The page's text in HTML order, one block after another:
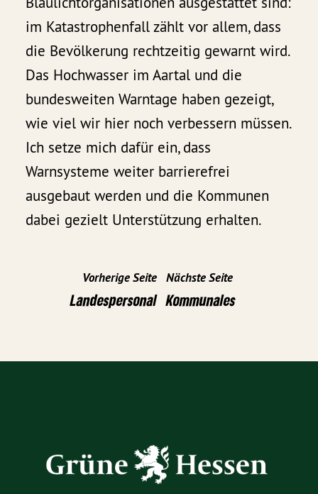
im Katastrophenfall zählt vor allem, dass
die Bevölkerung rechtzeitig gewarnt wird.
Das Hochwasser im Aartal und die
bundesweiten Warntage haben gezeigt,
wie viel wir hier noch verbessern müssen.
Ich setze mich dafür ein, dass
Warnsysteme weiter barrierefrei
ausgebaut werden und die Kommunen
dabei gezielt Unterstützung erhalten.
Vorherige Seite
Landespersonal
Nächste Seite
Kommunales